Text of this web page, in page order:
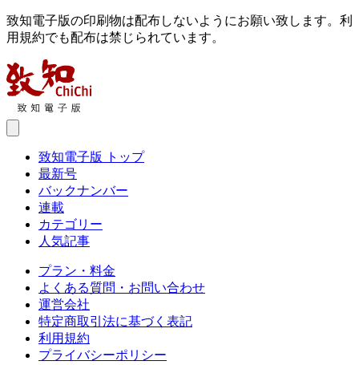
致知電子版の印刷物は配布しないようにお願い致します。利
用規約でも配布は禁じられています。
致知電子版 トップ
最新号
バックナンバー
連載
カテゴリー
人気記事
プラン・料金
よくある質問・お問い合わせ
運営会社
特定商取引法に基づく表記
利用規約
プライバシーポリシー